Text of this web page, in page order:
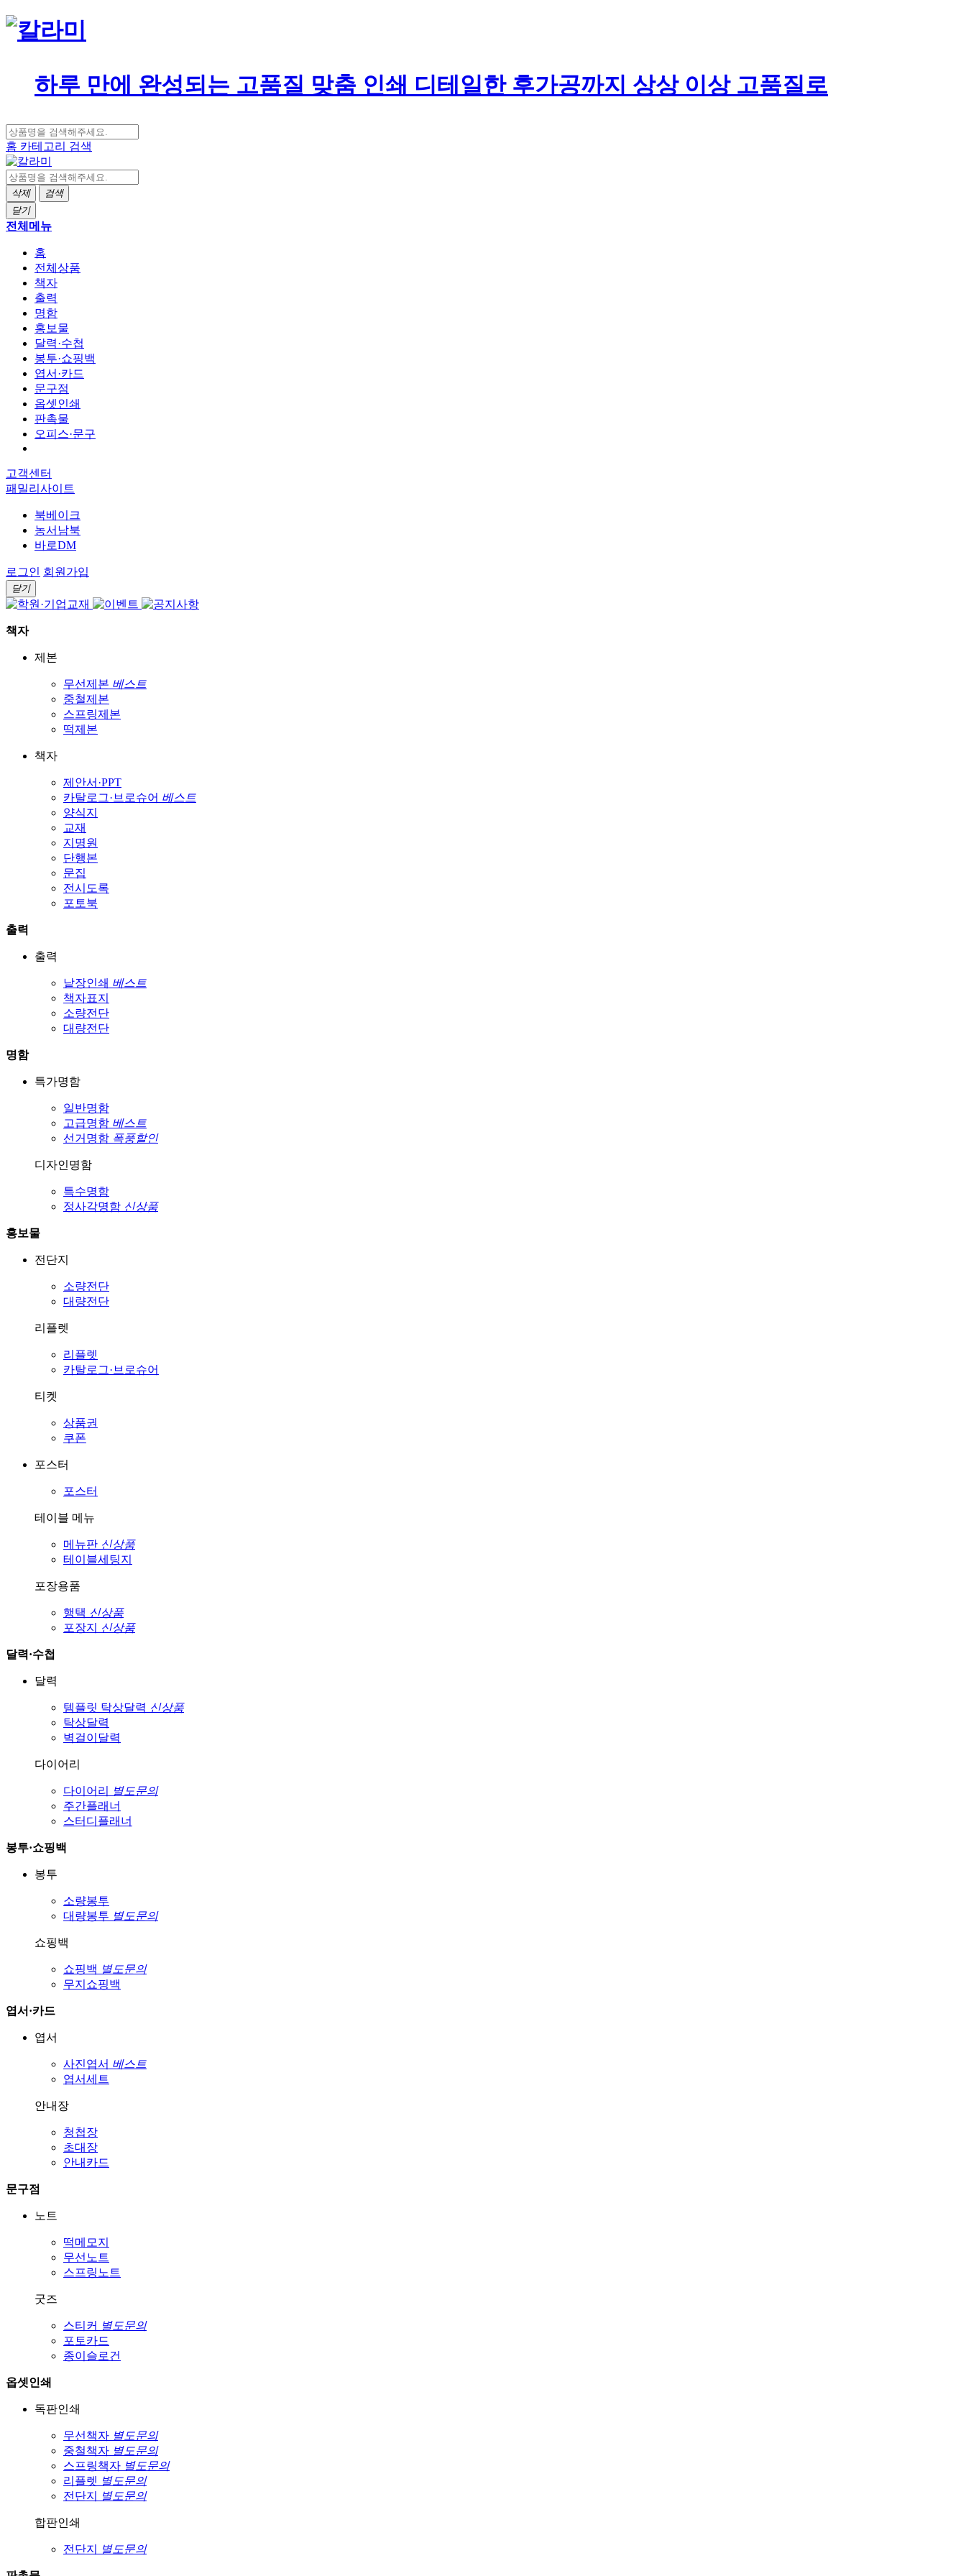
하루 만에 완성되는 고품질 맞춤 인쇄 디테일한 후가공까지 상상 이상 고품질로
홈 카테고리 검색
삭제
검색
닫기
전체메뉴
홈
전체상품
책자
출력
명함
홍보물
달력·수첩
봉투·쇼핑백
엽서·카드
문구점
옵셋인쇄
판촉물
오피스·문구
고객센터
패밀리사이트
북베이크
농서남북
바로DM
로그인 회원가입
닫기
책자
제본
무선제본 베스트
중철제본
스프링제본
떡제본
책자
제안서·PPT
카탈로그·브로슈어 베스트
양식지
교재
지명원
단행본
문집
전시도록
포토북
출력
출력
낱장인쇄 베스트
책자표지
소량전단
대량전단
명함
특가명함
일반명함
고급명함 베스트
선거명함 폭풍할인
디자인명함
특수명함
정사각명함 신상품
홍보물
전단지
소량전단
대량전단
리플렛
리플렛
카탈로그·브로슈어
티켓
상품권
쿠폰
포스터
포스터
테이블 메뉴
메뉴판 신상품
테이블세팅지
포장용품
행택 신상품
포장지
신상품
달력·수첩
달력
템플릿 탁상달력 신상품
탁상달력
벽걸이달력
다이어리
다이어리
별도문의
주간플래너
스터디플래너
봉투·쇼핑백
봉투
소량봉투
대량봉투 별도문의
쇼핑백
쇼핑백 별도문의
무지쇼핑백
엽서·카드
엽서
사진엽서 베스트
엽서세트
안내장
청첩장
초대장
안내카드
문구점
노트
떡메모지
무선노트
스프링노트
굿즈
스티커 별도문의
포토카드
종이슬로건
옵셋인쇄
독판인쇄
무선책자 별도문의
중철책자 별도문의
스프링책자 별도문의
리플렛 별도문의
전단지
별도문의
합판인쇄
전단지 별도문의